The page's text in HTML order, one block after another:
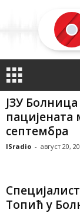
ЈЗУ Болница
септембра
ISradio - август 20,
Топић у